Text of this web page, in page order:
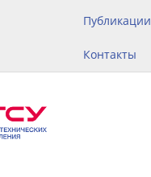
Публикации
Контакты